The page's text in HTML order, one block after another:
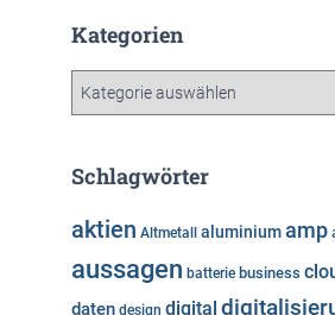
h
Kategorien
g
r
i
Schlagwörter
aktien Altmetall aluminiumamp
aussagen batterie business
daten design digital